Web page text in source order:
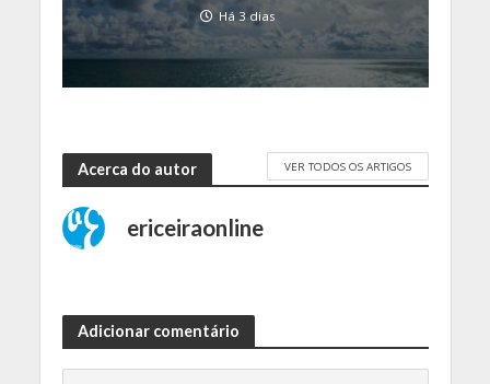
Há 3 dias
Acerca do autor VER TODOS OS ARTIGOS
ericeiraonline
Adicionar comentário